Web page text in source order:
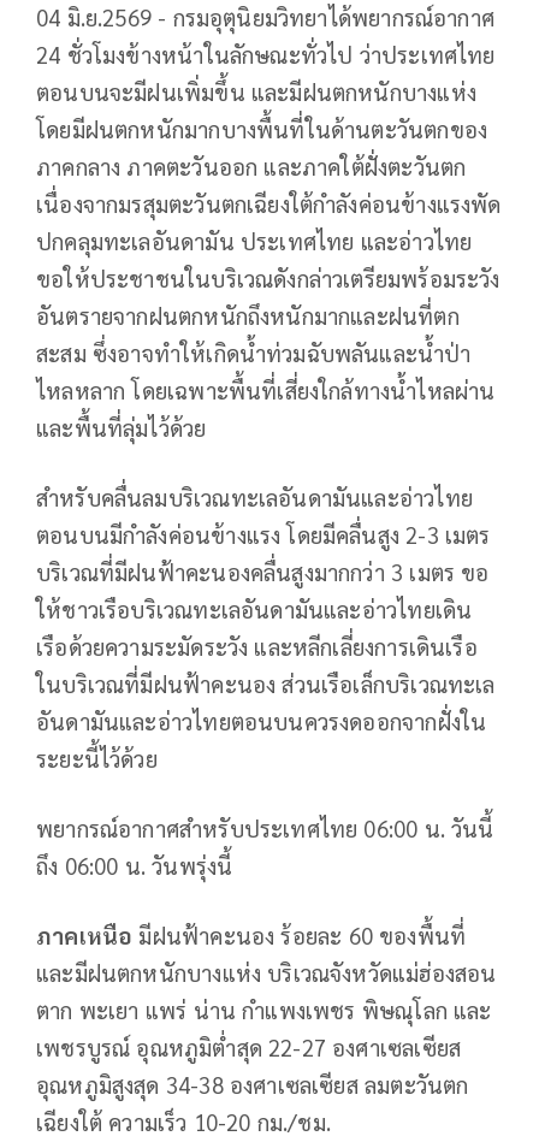
04 มิ.ย.2569 - กรมอุตุนิยมวิทยาได้พยากรณ์อากาศ
24 ชั่วโมงข้างหน้าในลักษณะทั่วไป ว่าประเทศไทย
ตอนบนจะมีฝนเพิ่มขึ้น และมีฝนตกหนักบางแห่ง
โดยมีฝนตกหนักมากบางพื้นที่ในด้านตะวันตกของ
ภาคกลาง ภาคตะวันออก และภาคใต้ฝั่งตะวันตก
เนื่องจากมรสุมตะวันตกเฉียงใต้กำลังค่อนข้างแรงพัด
ปกคลุมทะเลอันดามัน ประเทศไทย และอ่าวไทย
ขอให้ประชาชนในบริเวณดังกล่าวเตรียมพร้อมระวัง
อันตรายจากฝนตกหนักถึงหนักมากและฝนที่ตก
สะสม ซึ่งอาจทำให้เกิดน้ำท่วมฉับพลันและน้ำป่า
ไหลหลาก โดยเฉพาะพื้นที่เสี่ยงใกล้ทางน้ำไหลผ่าน
และพื้นที่ลุ่มไว้ด้วย
สำหรับคลื่นลมบริเวณทะเลอันดามันและอ่าวไทย
ตอนบนมีกำลังค่อนข้างแรง โดยมีคลื่นสูง 2-3 เมตร
บริเวณที่มีฝนฟ้าคะนองคลื่นสูงมากกว่า 3 เมตร ขอ
ให้ชาวเรือบริเวณทะเลอันดามันและอ่าวไทยเดิน
เรือด้วยความระมัดระวัง และหลีกเลี่ยงการเดินเรือ
ในบริเวณที่มีฝนฟ้าคะนอง ส่วนเรือเล็กบริเวณทะเล
อันดามันและอ่าวไทยตอนบนควรงดออกจากฝั่งใน
ระยะนี้ไว้ด้วย
พยากรณ์อากาศสำหรับประเทศไทย 06:00 น. วันนี้
ถึง 06:00 น. วันพรุ่งนี้
ภาคเหนือ มีฝนฟ้าคะนอง ร้อยละ 60 ของพื้นที่
และมีฝนตกหนักบางแห่ง บริเวณจังหวัดแม่ฮ่องสอน
ตาก พะเยา แพร่ น่าน กำแพงเพชร พิษณุโลก และ
เพชรบูรณ์ อุณหภูมิต่ำสุด 22-27 องศาเซลเซียส
อุณหภูมิสูงสุด 34-38 องศาเซลเซียส ลมตะวันตก
เฉียงใต้ ความเร็ว 10-20 กม./ชม.